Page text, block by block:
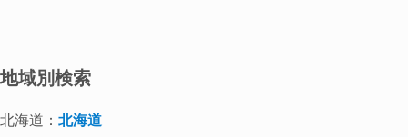
地域別検索
北海道：北海道